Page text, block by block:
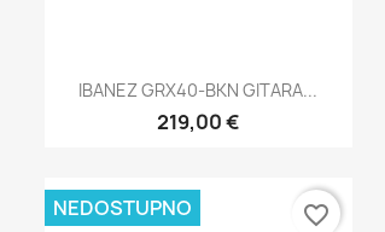
Brzi pregled
IBANEZ GRX40-BKN GITARA...
219,00 €
NEDOSTUPNO favorite_border